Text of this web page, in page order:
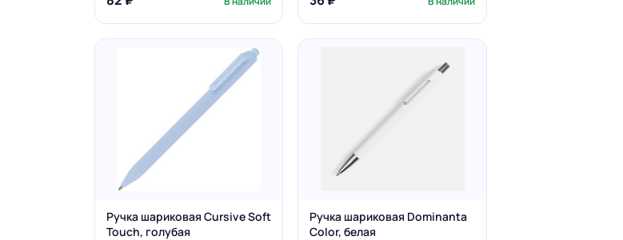
Ручка шариковая Cursive Soft
Touch, голубая
Ручка шариковая Dominanta
Color, белая